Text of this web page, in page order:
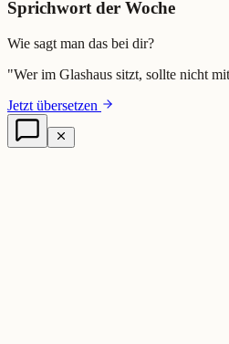
Sprichwort der Woche
Wie sagt man das bei dir?
"Wer im Glashaus sitzt, sollte nicht
Jetzt übersetzen